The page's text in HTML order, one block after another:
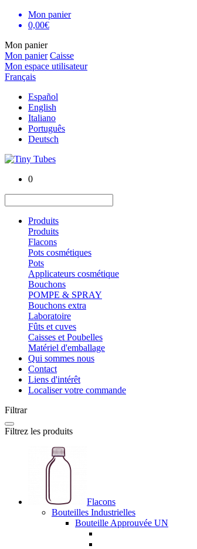
Mon panier
0,00€
Mon panier
Mon panier Caisse
Mon espace utilisateur
Français
Español
English
Italiano
Português
Deutsch
0
Produits
Produits
Flacons
Pots cosmétiques
Pots
Applicateurs cosmétique
Bouchons
POMPE & SPRAY
Bouchons extra
Laboratoire
Fûts et cuves
Caisses et Poubelles
Matériel d'emballage
Qui sommes nous
Contact
Liens d'intérêt
Localiser votre commande
Filtrar
Filtrez les produits
Flacons
Bouteilles Industrielles
Bouteille Approuvée UN